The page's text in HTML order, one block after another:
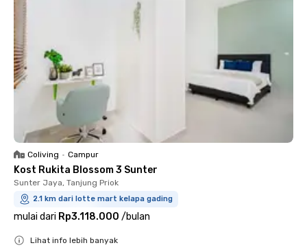
Coliving • Campur
Kost Rukita Blossom 3 Sunter
Sunter Jaya, Tanjung Priok
2.1 km dari lotte mart kelapa gading
mulai dari Rp3.118.000 /bulan
Lihat info lebih banyak